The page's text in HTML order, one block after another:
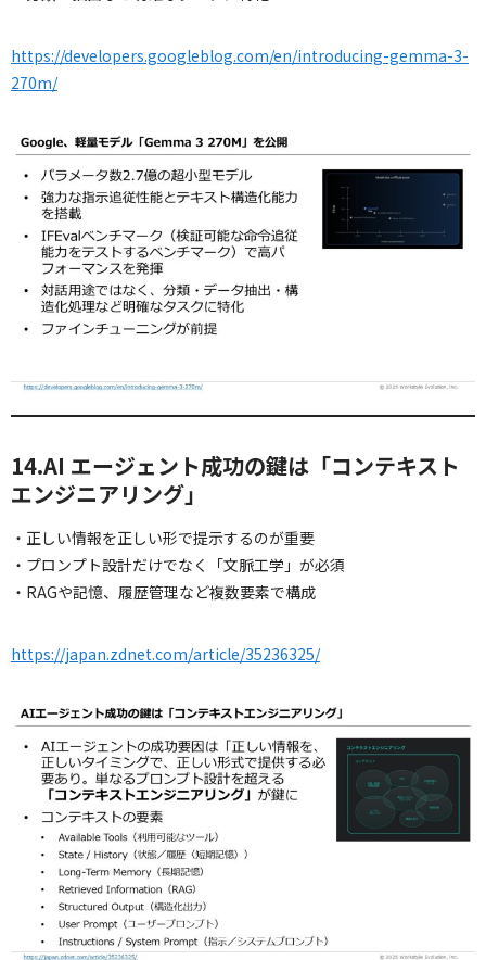
https://developers.googleblog.com/en/introducing-gemma-3-
270m/
14.AI エージェント成功の鍵は「コンテキスト
エンジニアリング」
・正しい情報を正しい形で提示するのが重要
・プロンプト設計だけでなく「文脈工学」が必須
・RAGや記憶、履歴管理など複数要素で構成
https://japan.zdnet.com/article/35236325/